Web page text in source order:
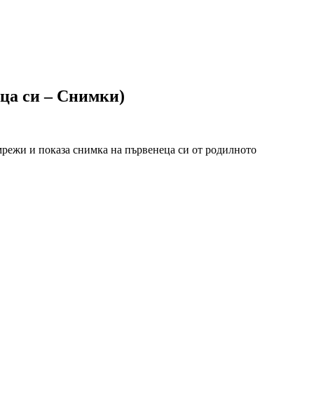
си – Снимки)
и показа снимка на първенеца си от родилното